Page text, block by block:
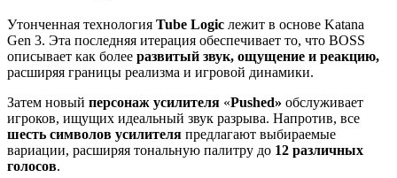
Утонченная технология Tube Logic лежит в основе Katana
Gen 3. Эта последняя итерация обеспечивает то, что BOSS
описывает как более развитый звук, ощущение и реакцию,
расширяя границы реализма и игровой динамики.
Затем новый персонаж усилителя «Pushed» обслуживает
игроков, ищущих идеальный звук разрыва. Напротив, все
шесть символов усилителя предлагают выбираемые
вариации, расширяя тональную палитру до 12 различных
голосов.